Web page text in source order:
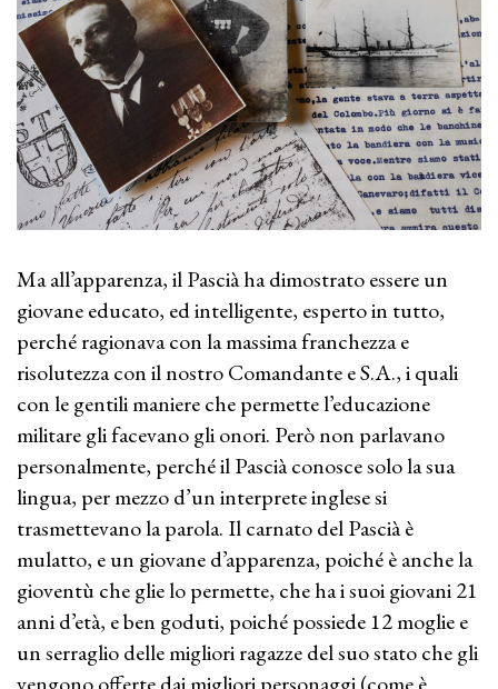
Ma all’apparenza, il Pascià ha dimostrato essere un
giovane educato, ed intelligente, esperto in tutto,
perché ragionava con la massima franchezza e
risolutezza con il nostro Comandante e S.A., i quali
con le gentili maniere che permette l’educazione
militare gli facevano gli onori. Però non parlavano
personalmente, perché il Pascià conosce solo la sua
lingua, per mezzo d’un interprete inglese si
trasmettevano la parola. Il carnato del Pascià è
mulatto, e un giovane d’apparenza, poiché è anche la
gioventù che glie lo permette, che ha i suoi giovani 21
anni d’età, e ben goduti, poiché possiede 12 moglie e
un serraglio delle migliori ragazze del suo stato che gli
vengono offerte dai migliori personaggi (come è